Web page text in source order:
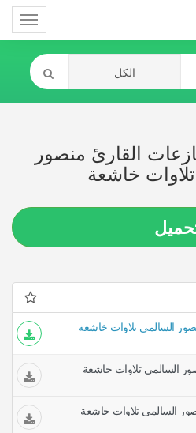
القارئ منصور
خاشعة
السالمي تلاوات خاشعة
السالمي تلاوات خاشعة
السالمي تلاوات خاشعة